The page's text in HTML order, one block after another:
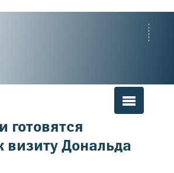
готовятся
визиту Дональда